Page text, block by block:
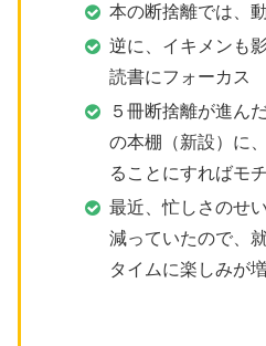
本の断捨離では、
逆に、イキメンも
読書にフォーカス
５冊断捨離が進ん
の本棚（新設）に
ることにすればモ
最近、忙しさのせ
減っていたので、
タイムに楽しみが